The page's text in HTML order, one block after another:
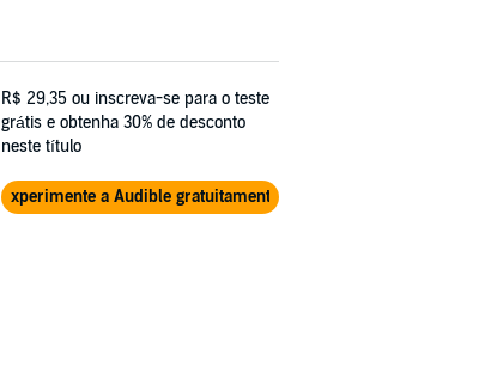
R$ 29,35 ou inscreva-se para o teste
grátis e obtenha 30% de desconto
neste título
Experimente a Audible gratuitamente